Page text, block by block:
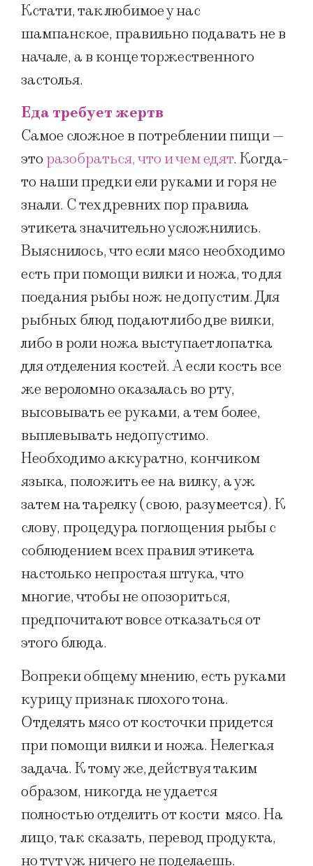
Кстати, так любимое у нас
шампанское, правильно подавать не в
начале, а в конце торжественного
застолья.
Еда требует жертв
Самое сложное в потреблении пищи —
это разобраться, что и чем едят. Когда-
то наши предки ели руками и горя не
знали. С тех древних пор правила
этикета значительно усложнились.
Выяснилось, что если мясо необходимо
есть при помощи вилки и ножа, то для
поедания рыбы нож не допустим. Для
рыбных блюд подают либо две вилки,
либо в роли ножа выступает лопатка
для отделения костей. А если кость все
же вероломно оказалась во рту,
высовывать ее руками, а тем более,
выплевывать недопустимо.
Необходимо аккуратно, кончиком
языка, положить ее на вилку, а уж
затем на тарелку (свою, разумеется). К
слову, процедура поглощения рыбы с
соблюдением всех правил этикета
настолько непростая штука, что
многие, чтобы не опозориться,
предпочитают вовсе отказаться от
этого блюда.
Вопреки общему мнению, есть руками
курицу признак плохого тона.
Отделять мясо от косточки придется
при помощи вилки и ножа. Нелегкая
задача. К тому же, действуя таким
образом, никогда не удается
полностью отделить от кости мясо. На
лицо, так сказать, перевод продукта,
но тут уж ничего не поделаешь.